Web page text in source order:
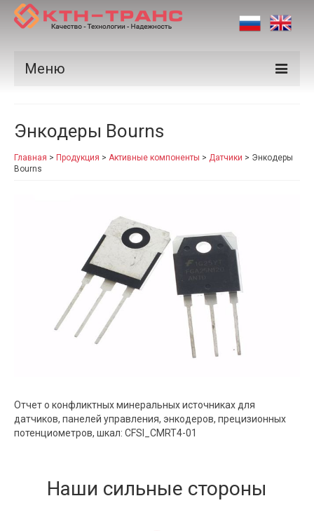
Меню
Производители
Рынки
Энкодеры Bourns
Главная > Продукция > Активные компоненты > Датчики > Энкодеры
Bourns
Отчет о конфликтных минеральных источниках для
датчиков, панелей управления, энкодеров, прецизионных
потенциометров, шкал: CFSI_CMRT4-01
Наши сильные стороны